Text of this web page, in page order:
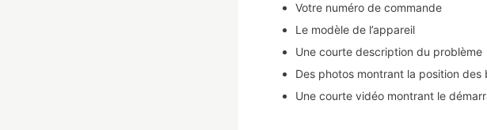
Votre numéro de commande
Le modèle de l’appareil
Une courte description du problème
Des photos montrant la position des
Une courte vidéo montrant le